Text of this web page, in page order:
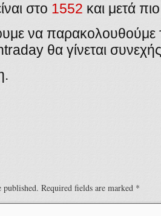
στο 1552 και μετά
να παρακολουθούμε
θα γίνεται
published. Required fields are marked *